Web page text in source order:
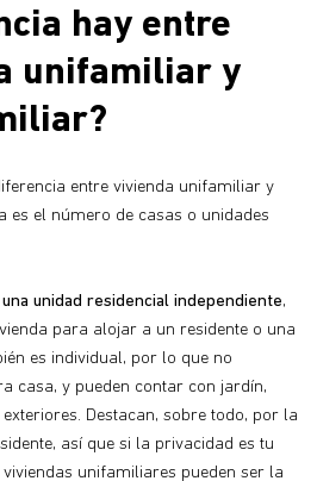
hay entre
unifamiliar y
entre vivienda unifamiliar y
el número de casas o unidades
unidad residencial independiente,
para alojar a un residente o una
es individual, por lo que no
casa, y pueden contar con jardín,
Destacan, sobre todo, por la
así que si la privacidad es tu
unifamiliares pueden ser la